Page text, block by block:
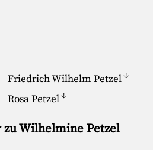
Friedrich Wilhelm Petzel↓
Rosa Petzel↓
Wilhelmine Petzel